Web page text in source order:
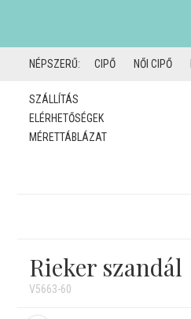
NÉPSZERŰ: CIPŐ NŐI CIPŐ
SZÁLLÍTÁS
ELÉRHETŐSÉGEK
MÉRETTÁBLÁZAT
Rieker szandál
V5663-60